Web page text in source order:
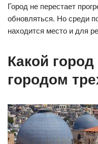
Город не перестает
обновляться. Но среди
находится место и для
Какой
городом